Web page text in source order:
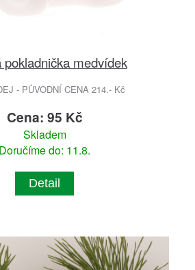
pokladnička medvídek
- PŮVODNÍ CENA 214.- Kč
Cena: 95 Kč
Skladem
Doručíme do: 11.8.
Detail